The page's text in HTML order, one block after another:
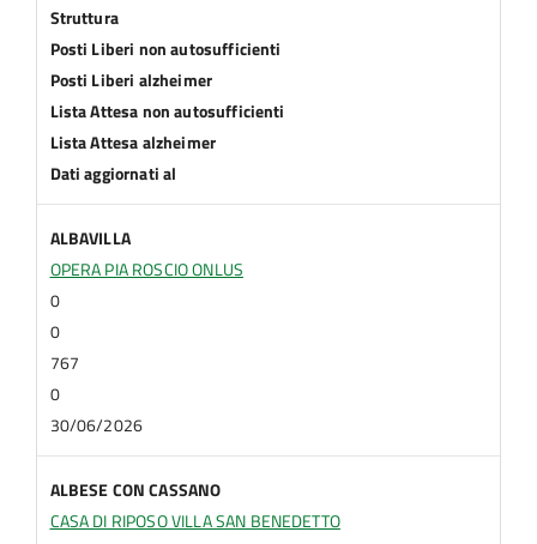
Struttura
Posti Liberi non autosufficienti
Posti Liberi alzheimer
Lista Attesa non autosufficienti
Lista Attesa alzheimer
Dati aggiornati al
ALBAVILLA
OPERA PIA ROSCIO ONLUS
0
0
767
0
30/06/2026
ALBESE CON CASSANO
CASA DI RIPOSO VILLA SAN BENEDETTO